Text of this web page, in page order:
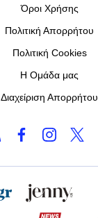
Όροι Χρήσης
Πολιτική Απορρήτου
Πολιτική Cookies
Η Ομάδα μας
Διαχείριση Απορρήτου